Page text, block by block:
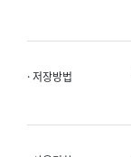
· 저장방법